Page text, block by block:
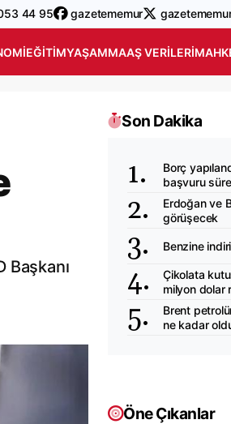
44 95 gazetememur
EĞITIMYAŞAMMAAŞ VERILERI
Başkanı
Son Dakika
Borç
başvuru
Erdoğan ve
görüşecek
Benzine
Çikolata
milyon dolar
Brent
ne kadar
Öne Çıkanlar